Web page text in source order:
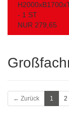
- 1 ST
NUR 279,65
← Zurück 1 2